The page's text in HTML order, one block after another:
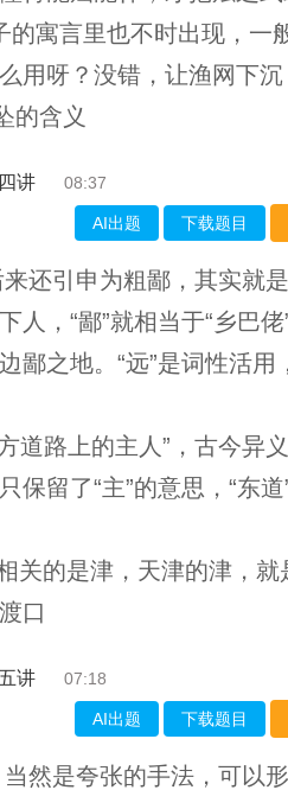
的寓言里也不时出现，一
用呀？没错，让渔网下
的含义
讲 08:37
AI出题 下载题目
来还引申为粗鄙，其实就
人，“鄙”就相当于“乡巴
鄙之地。“远”是词性活用
道路上的主人”，古今异
保留了“主”的意思，“东
关的是津，天津的津，就
口
讲 07:18
AI出题 下载题目
当然是夸张的手法，可以